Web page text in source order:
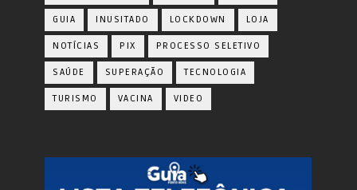
GUIA INUSITADO LOCKDOWN LOJA
NOTÍCIAS PIX PROCESSO SELETIVO
SAÚDE SUPERAÇÃO TECNOLOGIA
TURISMO VACINA VIDEO